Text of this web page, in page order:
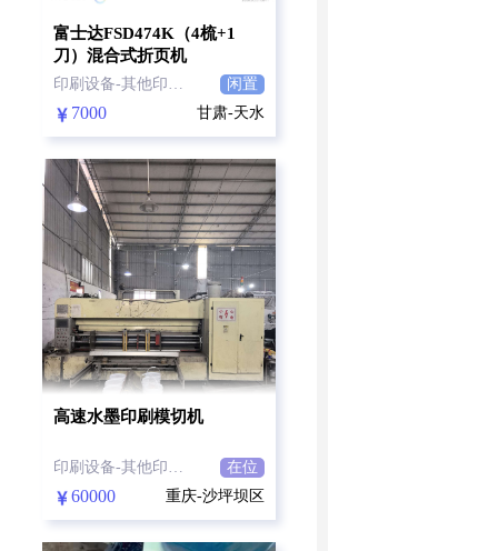
富士达FSD474K（4梳+1
刀）混合式折页机
印刷设备-其他印刷设备 闲置
7000 甘肃-天水
高速水墨印刷模切机
印刷设备-其他印刷设备 在位
60000 重庆-沙坪坝区